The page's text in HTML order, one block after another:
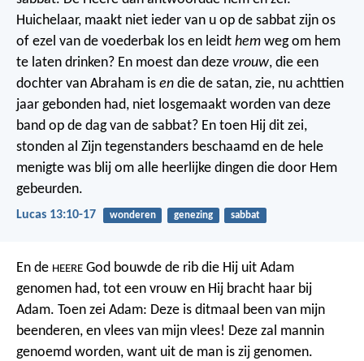
Huichelaar, maakt niet ieder van u op de sabbat zijn os
of ezel van de voederbak los en leidt hem weg om hem
te laten drinken? En moest dan deze vrouw, die een
dochter van Abraham is en die de satan, zie, nu achttien
jaar gebonden had, niet losgemaakt worden van deze
band op de dag van de sabbat? En toen Hij dit zei,
stonden al Zijn tegenstanders beschaamd en de hele
menigte was blij om alle heerlijke dingen die door Hem
gebeurden.
Lucas 13:10-17 wonderen genezing sabbat
En de HEERE God bouwde de rib die Hij uit Adam
genomen had, tot een vrouw en Hij bracht haar bij
Adam. Toen zei Adam: Deze is ditmaal been van mijn
beenderen, en vlees van mijn vlees! Deze zal mannin
genoemd worden, want uit de man is zij genomen.